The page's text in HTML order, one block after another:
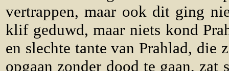
vertrappen, maar ook dit ging
klif geduwd, maar niets kond
en slechte tante van Prahlad,
opgaan zonder dood te gaan, zat